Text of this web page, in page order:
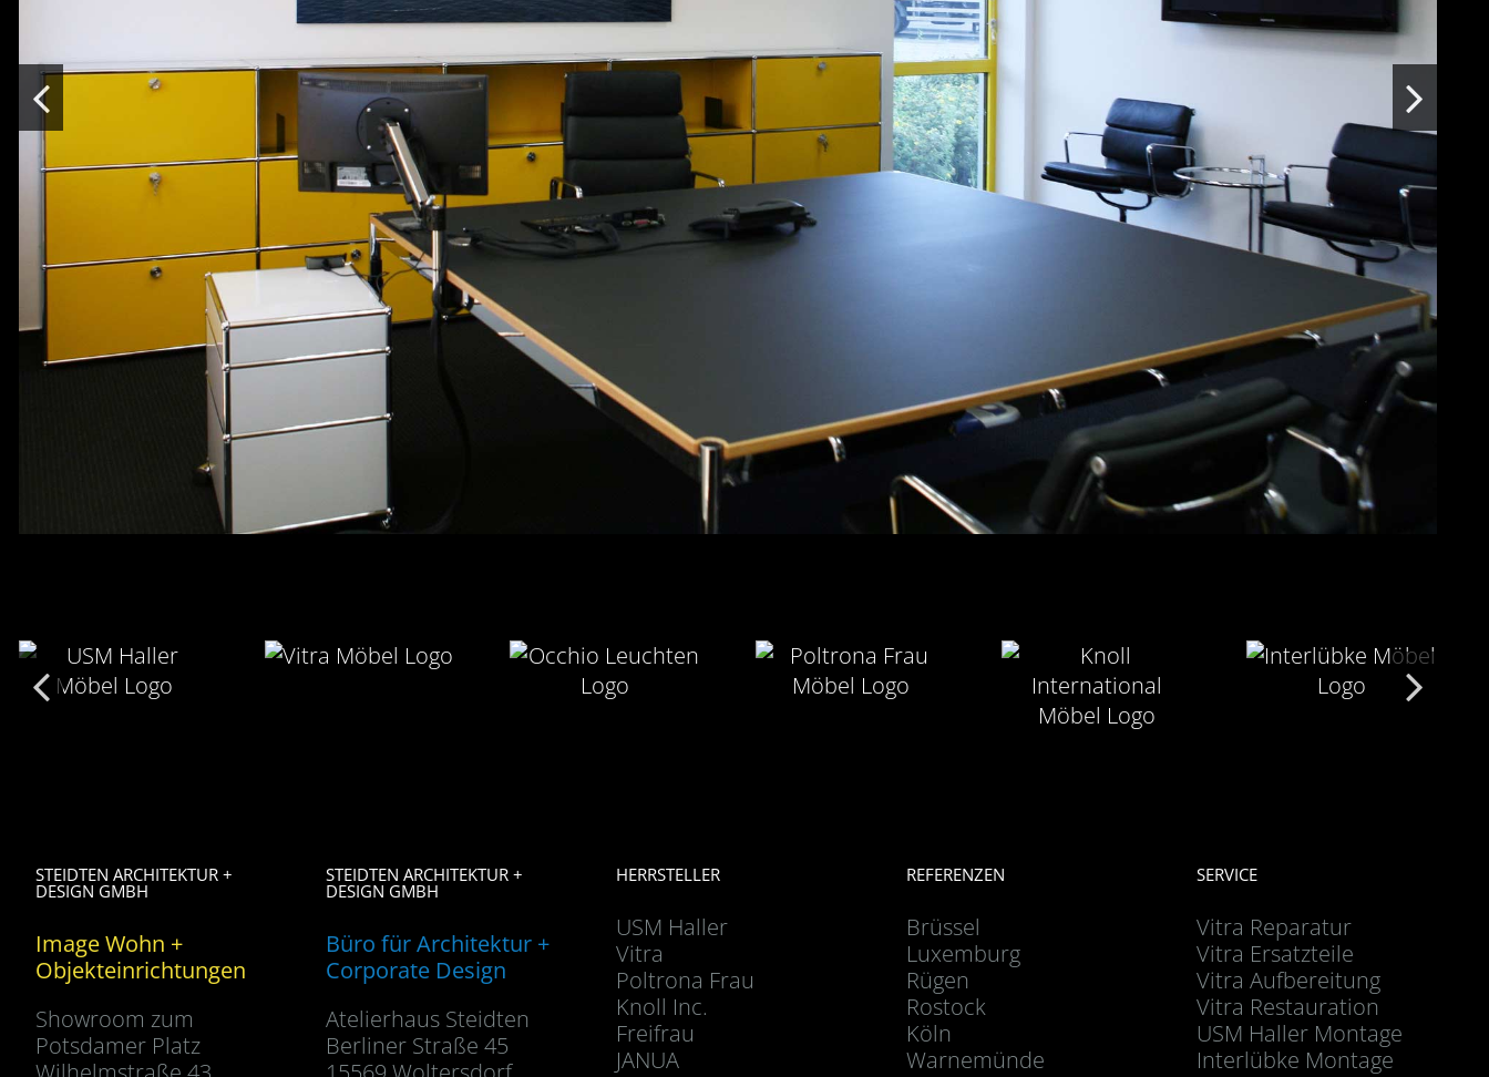
STEIDTEN ARCHITEKTUR +
DESIGN GMBH
Image Wohn +
Objekteinrichtungen
Showroom zum
Potsdamer Platz
STEIDTEN ARCHITEKTUR +
DESIGN GMBH
Büro für Architektur +
Corporate Design
Atelierhaus Steidten
Berliner Straße 45
HERRSTELLER
USM Haller
Vitra
Poltrona Frau
Knoll Inc.
Freifrau
JANUA
REFERENZEN
Brüssel
Luxemburg
Rügen
Rostock
Köln
Warnemünde
SERVICE
Vitra Reparatur
Vitra Ersatzteile
Vitra Aufbereitung
Vitra Restauration
USM Haller Montage
Interlübke Montage